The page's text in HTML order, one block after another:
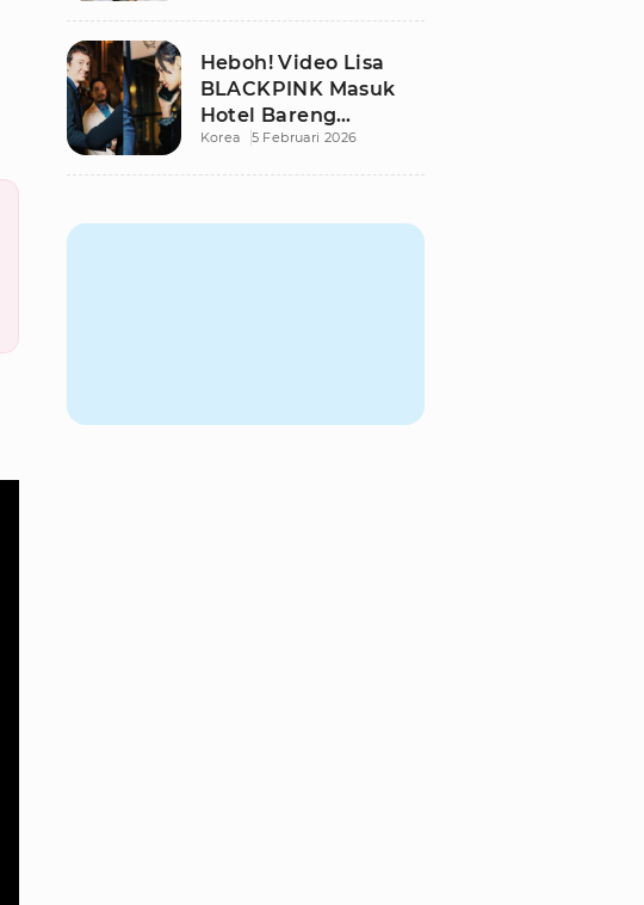
Heboh! Video Lisa
BLACKPINK Masuk
Hotel Bareng
Frederic Arnault Picu
Korea 5 Februari 2026